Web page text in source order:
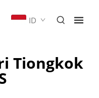
ID
Tiongkok